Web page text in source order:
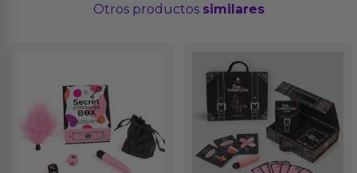
Otros productos similares